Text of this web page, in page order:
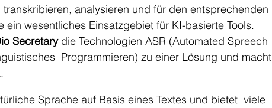
analysieren und für den entsprechenden
ein wesentliches Einsatzgebiet für KI-basierte Tools.
Secretary die Technologien ASR (Automated Spreech
Programmieren) zu einer Lösung und macht
Sprache auf Basis eines Textes und bietet  viele